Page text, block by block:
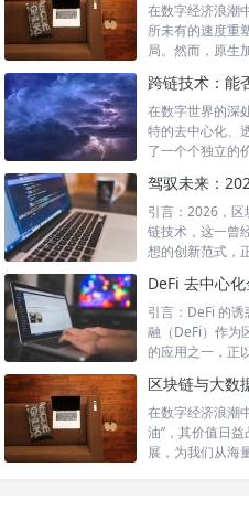
在数字经济浪潮
所未有的速度重
局。然而，原生
在数字世界的深
特的去中心化、
了一个个独立的
引言：2026，
链技术，这一曾
想的创新范式，
引言：DeFi 的
融（DeFi）作为
的应用之一，正
在数字经济浪潮
油”，其价值日
展，为我们从海